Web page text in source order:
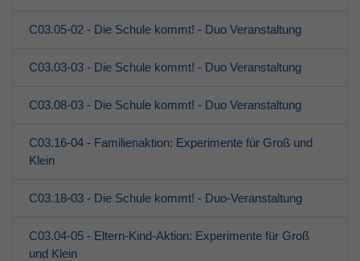
C03.05-02 - Die Schule kommt! - Duo Veranstaltung
C03.03-03 - Die Schule kommt! - Duo Veranstaltung
C03.08-03 - Die Schule kommt! - Duo Veranstaltung
C03.16-04 - Familienaktion: Experimente für Groß und
Klein
C03.18-03 - Die Schule kommt! - Duo-Veranstaltung
C03.04-05 - Eltern-Kind-Aktion: Experimente für Groß
und Klein